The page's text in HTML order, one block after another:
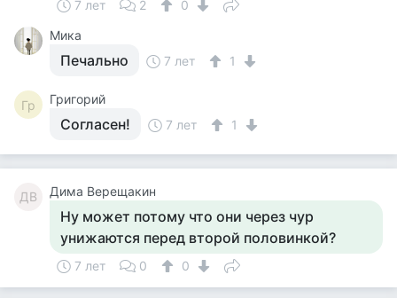
7 лет 2
0
Мика
Печально 7 лет 1
Гр Григорий
Согласен! 7 лет 1
ДВ Дима Верещакин
Ну может потому что они через чур
унижаются перед второй половинкой?
7 лет 0 0